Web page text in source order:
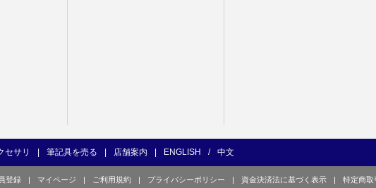
セサリ 筆記具を売る 店舗案内 ENGLISH / 中文
登録 | マイページ | ご利用規約 | プライバシーポリシー | 資金決済法に基づく表示 |
特定商取